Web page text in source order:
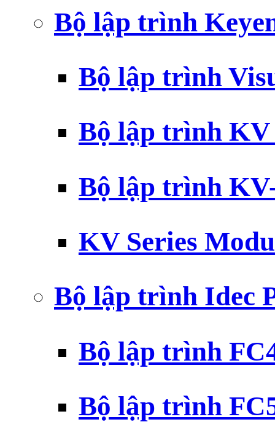
Bộ lập trình
Bộ lập trình
Bộ lập trình
Bộ lập trình
KV Series
Bộ lập trình Idec
Bộ lập trình
Bộ lập trình